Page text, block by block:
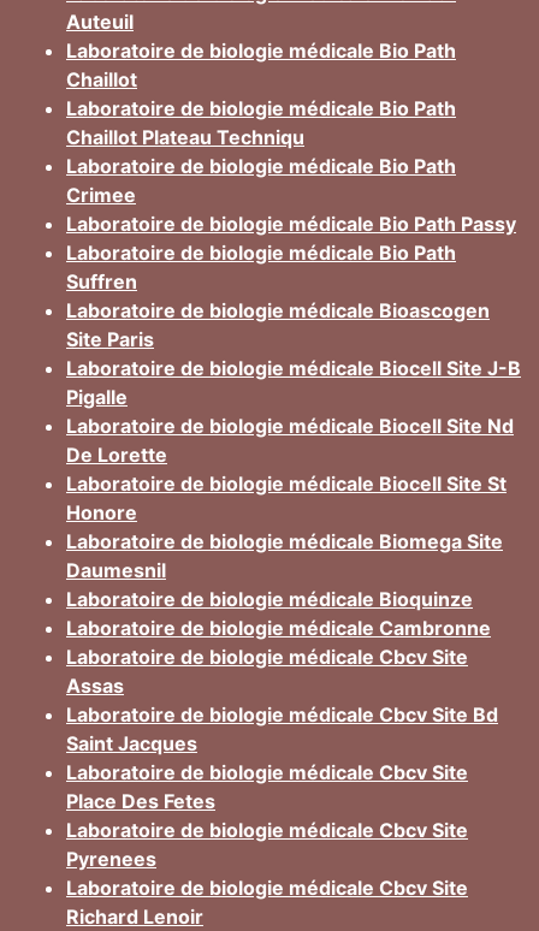
Auteuil
Laboratoire de biologie médicale Bio Path
Chaillot
Laboratoire de biologie médicale Bio Path
Chaillot Plateau Techniqu
Laboratoire de biologie médicale Bio Path
Crimee
Laboratoire de biologie médicale Bio Path Passy
Laboratoire de biologie médicale Bio Path
Suffren
Laboratoire de biologie médicale Bioascogen
Site Paris
Laboratoire de biologie médicale Biocell Site J-B
Pigalle
Laboratoire de biologie médicale Biocell Site Nd
De Lorette
Laboratoire de biologie médicale Biocell Site St
Honore
Laboratoire de biologie médicale Biomega Site
Daumesnil
Laboratoire de biologie médicale Bioquinze
Laboratoire de biologie médicale Cambronne
Laboratoire de biologie médicale Cbcv Site
Assas
Laboratoire de biologie médicale Cbcv Site Bd
Saint Jacques
Laboratoire de biologie médicale Cbcv Site
Place Des Fetes
Laboratoire de biologie médicale Cbcv Site
Pyrenees
Laboratoire de biologie médicale Cbcv Site
Richard Lenoir